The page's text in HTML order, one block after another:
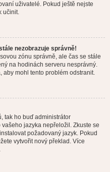
uživatelé. Pokud ještě nejste
učinit.
nezobrazuje správně!
zónu správně, ale čas se stále
na hodinách serveru nesprávný.
aby mohl tento problém odstranit.
tak ho buď administrátor
jazyka nepřeložil. Zkuste se
požadovaný jazyk. Pokud
vytvořit nový překlad. Více